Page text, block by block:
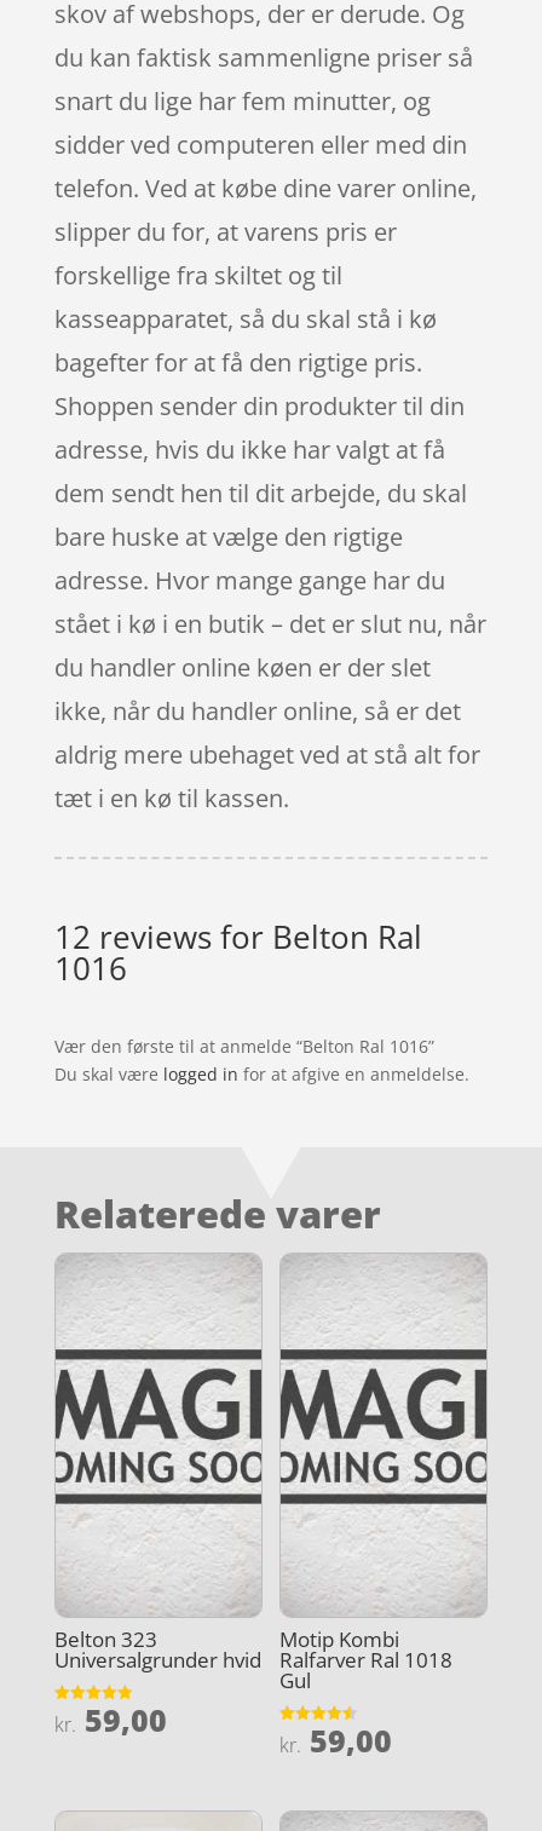
skov af webshops, der er derude. Og
du kan faktisk sammenligne priser så
snart du lige har fem minutter, og
sidder ved computeren eller med din
telefon. Ved at købe dine varer online,
slipper du for, at varens pris er
forskellige fra skiltet og til
kasseapparatet, så du skal stå i kø
bagefter for at få den rigtige pris.
Shoppen sender din produkter til din
adresse, hvis du ikke har valgt at få
dem sendt hen til dit arbejde, du skal
bare huske at vælge den rigtige
adresse. Hvor mange gange har du
stået i kø i en butik – det er slut nu, når
du handler online køen er der slet
ikke, når du handler online, så er det
aldrig mere ubehaget ved at stå alt for
tæt i en kø til kassen.
12 reviews for Belton Ral
1016
Vær den første til at anmelde “Belton Ral 1016”
Du skal være logged in for at afgive en anmeldelse.
Relaterede varer
Belton 323
Universalgrunder hvid
Vurderet
4.9
kr. 59,00
Motip Kombi
Ralfarver Ral 1018
Gul
Vurderet
4.5
kr. 59,00